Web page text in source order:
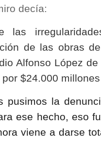
decía:
las
de las obras
Alfonso López de
$24.000
pusimos la
ese hecho, eso
viene a darse